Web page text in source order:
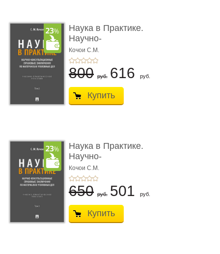
Наука в Практике.
Научно-
консультационные (пра
...
Кочои С.М.
800 руб. 616 руб.
Купить
Наука в Практике.
Научно-
консультационные (пра
...
Кочои С.М.
650 руб. 501 руб.
Купить